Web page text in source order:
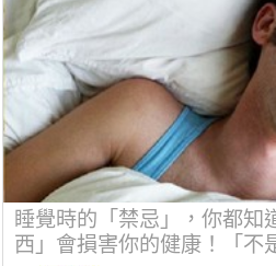
睡覺時的「禁忌」，你都知
西」會損害你的健康！「